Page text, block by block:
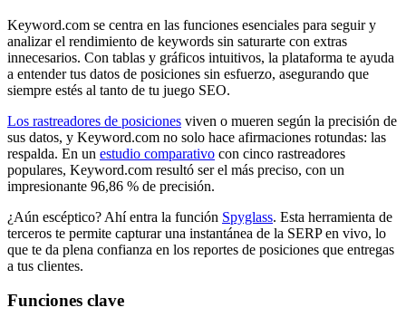
Keyword.com se centra en las funciones esenciales para seguir y
analizar el rendimiento de keywords sin saturarte con extras
innecesarios. Con tablas y gráficos intuitivos, la plataforma te ayuda
a entender tus datos de posiciones sin esfuerzo, asegurando que
siempre estés al tanto de tu juego SEO.
Los rastreadores de posiciones viven o mueren según la precisión de
sus datos, y Keyword.com no solo hace afirmaciones rotundas: las
respalda. En un estudio comparativo con cinco rastreadores
populares, Keyword.com resultó ser el más preciso, con un
impresionante 96,86 % de precisión.
¿Aún escéptico? Ahí entra la función Spyglass. Esta herramienta de
terceros te permite capturar una instantánea de la SERP en vivo, lo
que te da plena confianza en los reportes de posiciones que entregas
a tus clientes.
Funciones clave